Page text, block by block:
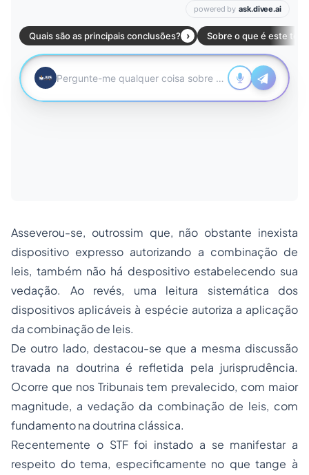
Asseverou-se, outrossim que, não obstante inexista
dispositivo expresso autorizando a combinação de
leis, também não há despositivo estabelecendo sua
vedação. Ao revés, uma leitura sistemática dos
dispositivos aplicáveis à espécie autoriza a aplicação
da combinação de leis.
De outro lado, destacou-se que a mesma discussão
travada na doutrina é refletida pela jurisprudência.
Ocorre que nos Tribunais tem prevalecido, com maior
magnitude, a vedação da combinação de leis, com
fundamento na doutrina clássica.
Recentemente o STF foi instado a se manifestar a
respeito do tema, especificamente no que tange à